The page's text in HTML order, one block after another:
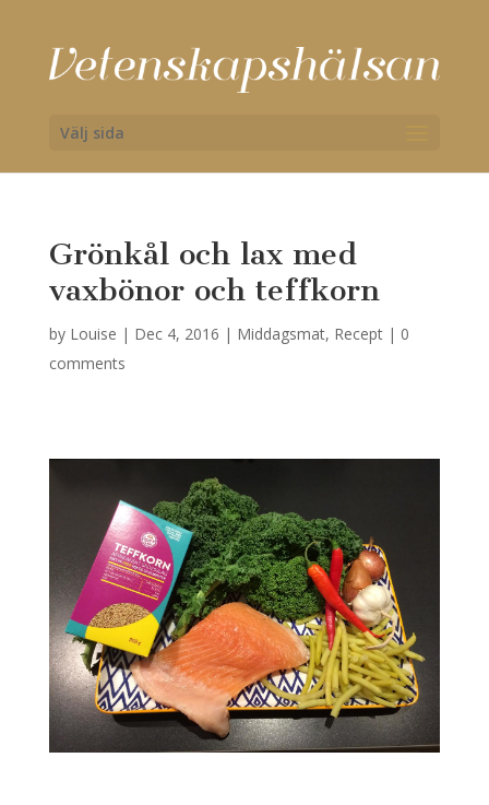
Välj sida
Grönkål och lax med
vaxbönor och teffkorn
by Louise | Dec 4, 2016 | Middagsmat, Recept| 0
comments